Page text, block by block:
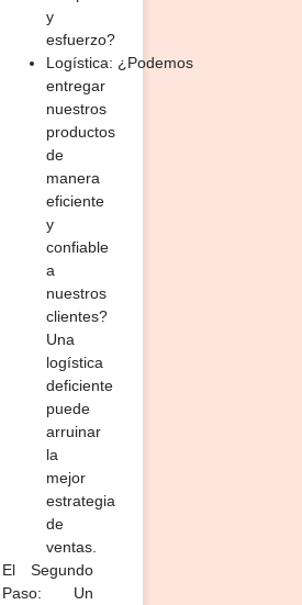
y
esfuerzo?
Logística: ¿Podemos
entregar
nuestros
productos
de
manera
eficiente
y
confiable
a
nuestros
clientes?
Una
logística
deficiente
puede
arruinar
la
mejor
estrategia
de
ventas.
El Segundo
Paso: Un